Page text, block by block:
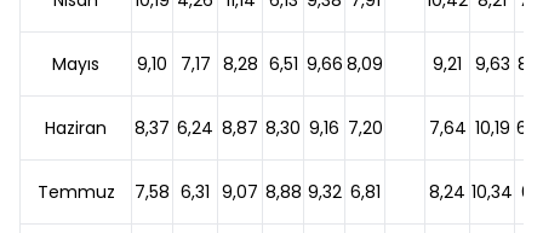
Mayıs 9,10 7,17 8,28 6,51 9,66 8,09 9,21 9,63
Haziran 8,37 6,24 8,87 8,30 9,16 7,20 7,64 10,19
Temmuz 7,58 6,31 9,07 8,88 9,32 6,81 8,24 10,34